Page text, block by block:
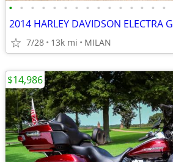
• • • • • • • • • • • • • • •
7/28 13k mi MILAN
$14,986